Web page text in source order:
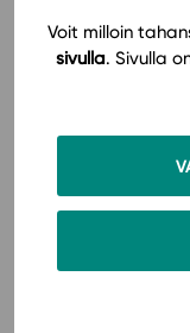
Voit milloin
sivulla. Sivulla